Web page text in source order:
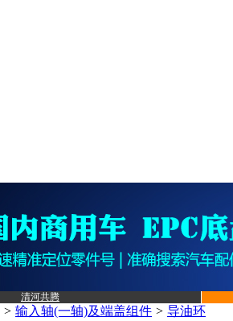
清河共腾
> 输入轴(一轴)及端盖组件 > 导油环